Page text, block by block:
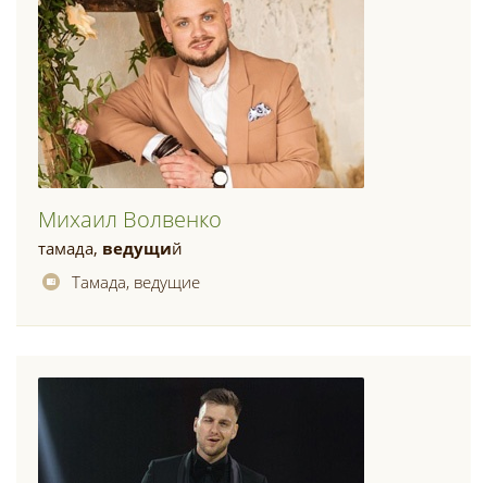
Михаил Волвенко
тамада, ведущий
Тамада, ведущие